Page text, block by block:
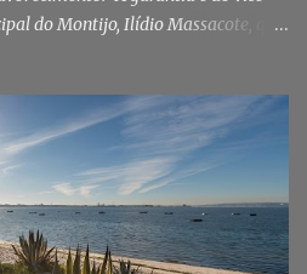
do Montijo, Ilídio Massacote, que
cumpriu todas as exigências
ajuste direto depois de três
desertos. Município responde às
nova escola A Câmara Municipal
às dúvidas levantadas em
do futuro Centro Escolar de